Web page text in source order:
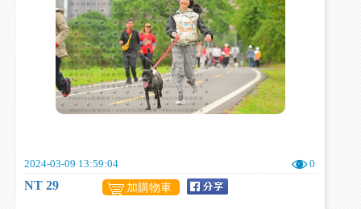
2024-03-09 13:59:04 0
NT 29 加購物車